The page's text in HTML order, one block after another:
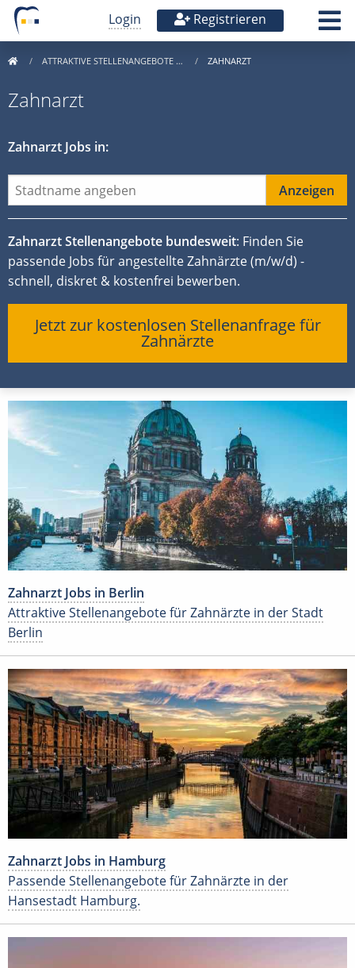
Login Registrieren
ATTRAKTIVE STELLENANGEBOTE … ZAHNARZT
Zahnarzt
Zahnarzt Jobs in:
Zahnarzt Stellenangebote bundesweit: Finden Sie
passende Jobs für angestellte Zahnärzte (m/w/d) -
schnell, diskret & kostenfrei bewerben.
Jetzt zur kostenlosen Stellenanfrage für
Zahnärzte
Zahnarzt Jobs in Berlin
Attraktive Stellenangebote für Zahnärzte in der Stadt
Berlin
Zahnarzt Jobs in Hamburg
Passende Stellenangebote für Zahnärzte in der
Hansestadt Hamburg.